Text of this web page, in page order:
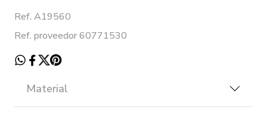
Ref. A19560
Ref. proveedor 60771530
Material